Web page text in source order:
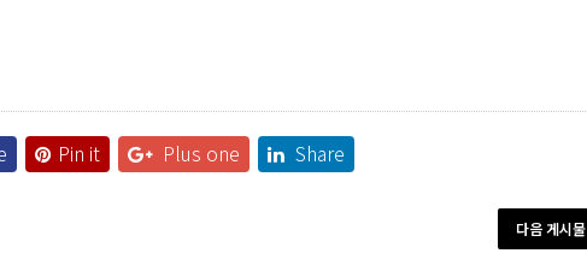
Pin it Plus one Share
다음 게시물